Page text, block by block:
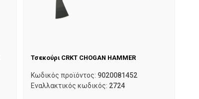
Τσεκούρι CRKT CHOGAN HAMMER
Κωδικός προϊόντος: 9020081452
Εναλλακτικός κωδικός: 2724